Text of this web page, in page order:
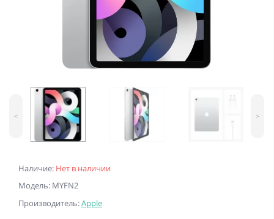
Наличие: Нет в наличии
Модель: MYFN2
Производитель:Apple
< >